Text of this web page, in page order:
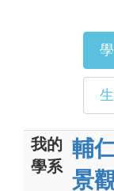
我的
學系
輔
景